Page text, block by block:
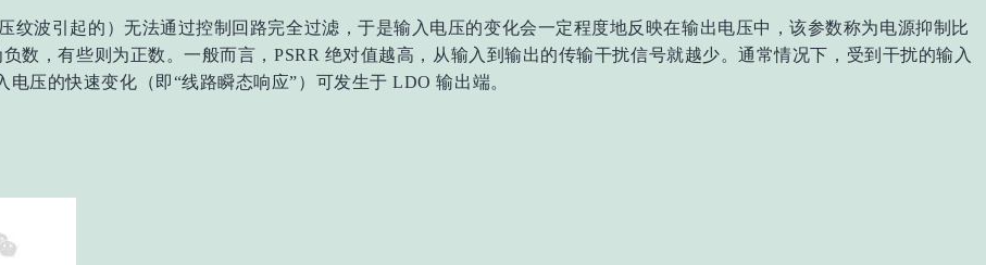
纹波引起的）无法通过控制回路完全过滤，于是输入电压的变化会一定程度地反映在输出电压中，该参数称为电源抑制比
数，有些则为正数。一般而言，PSRR 绝对值越高，从输入到输出的传输干扰信号就越少。通常情况下，受到干扰的输入
压的快速变化（即“线路瞬态响应”）可发生于 LDO 输出端。